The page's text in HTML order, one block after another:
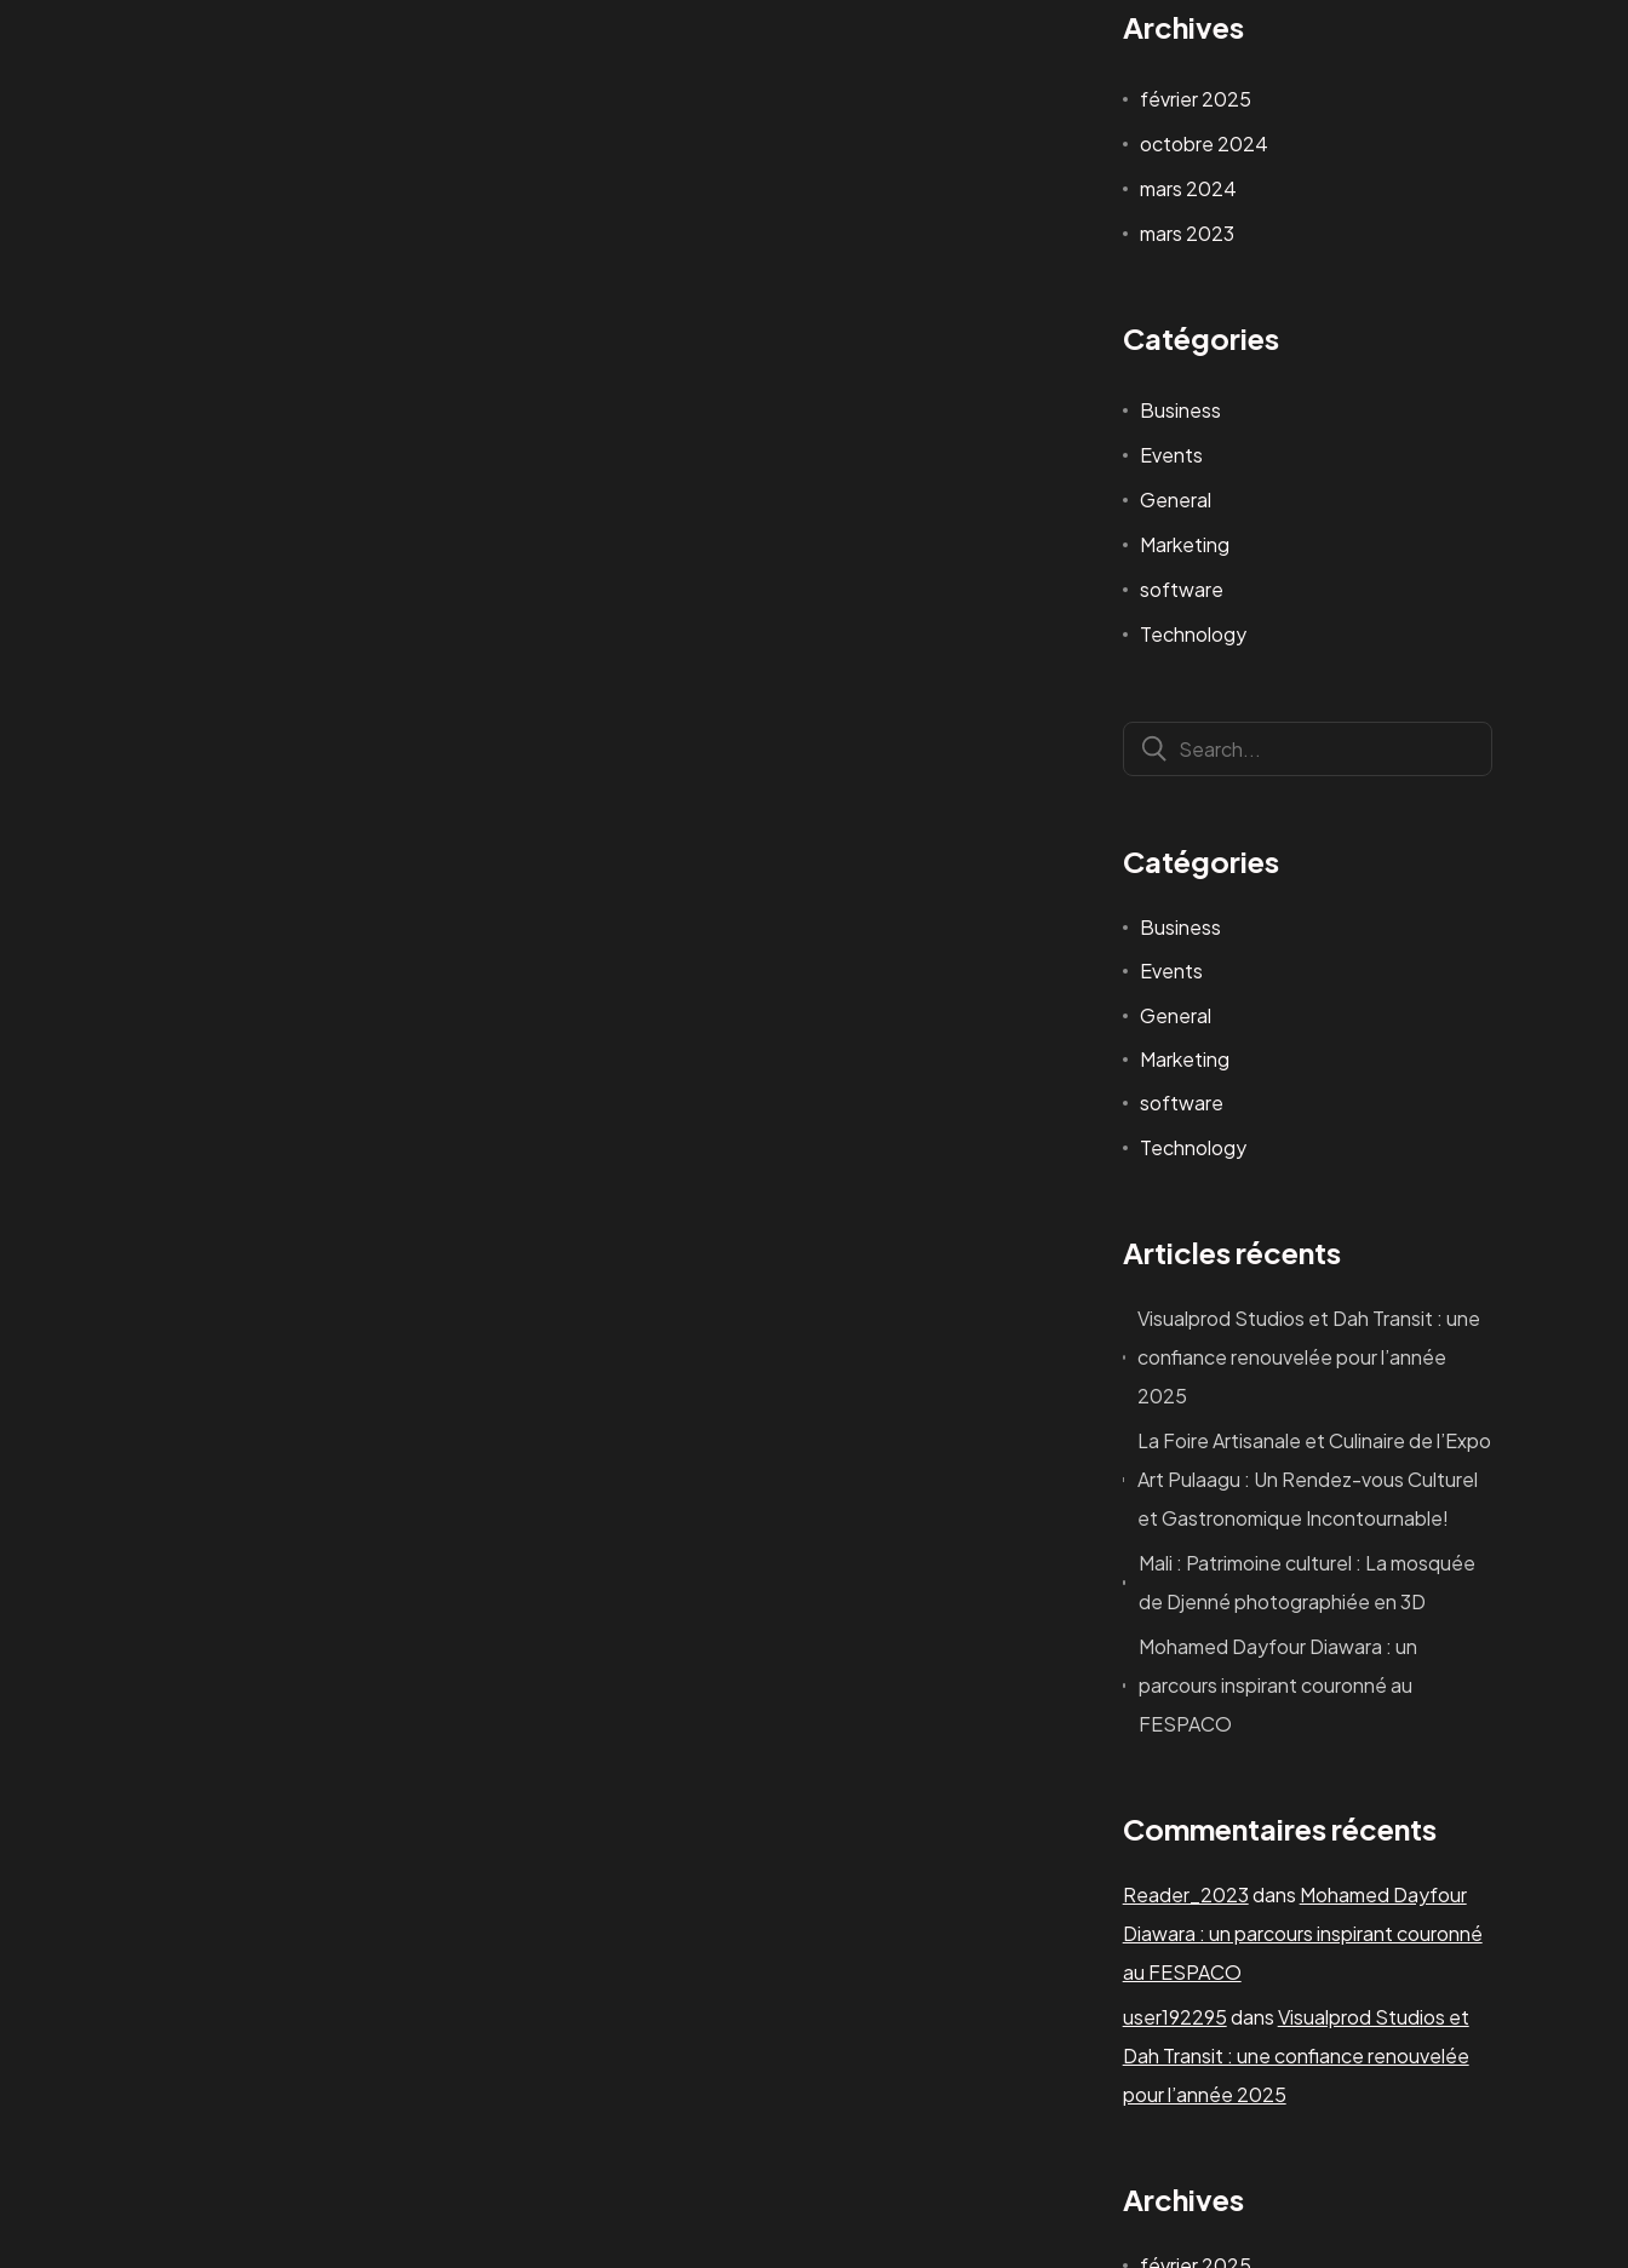
Archives
février 2025
octobre 2024
mars 2024
mars 2023
Catégories
Business
Events
General
Marketing
software
Technology
Catégories
Business
Events
General
Marketing
software
Technology
Articles récents
Visualprod Studios et Dah Transit : une
confiance renouvelée pour l’année
2025
La Foire Artisanale et Culinaire de l’Expo
Art Pulaagu : Un Rendez-vous Culturel
et Gastronomique Incontournable!
Mali : Patrimoine culturel : La mosquée
de Djenné photographiée en 3D
Mohamed Dayfour Diawara : un
parcours inspirant couronné au
FESPACO
Commentaires récents
Reader_2023dans Mohamed Dayfour
Diawara : un parcours inspirant couronné
au FESPACO
user192295dansVisualprod Studios et
Dah Transit : une confiance renouvelée
pour l’année 2025
Archives